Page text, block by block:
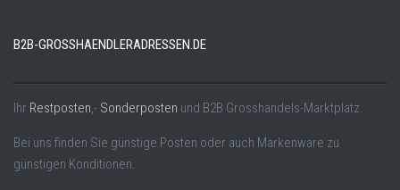
B2B-GROSSHAENDLERADRESSEN.DE
Ihr Restposten,- Sonderposten und B2B Grosshandels-Marktplatz.
Bei uns finden Sie günstige Posten oder auch Markenware zu
günstigen Konditionen.